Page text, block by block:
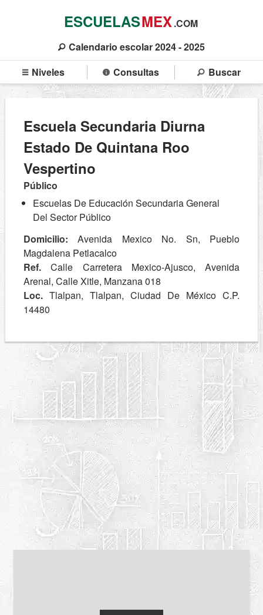
ESCUELASMEX.COM
Calendario escolar 2024 - 2025
Niveles
Consultas Buscar
Escuela Secundaria Diurna
Estado De Quintana Roo
Vespertino
Público
Escuelas De Educación Secundaria General
Del Sector Público
Domicilio: Avenida Mexico No. Sn, Pueblo
Magdalena Petlacalco
Ref. Calle Carretera Mexico-Ajusco, Avenida
Arenal, Calle Xitle, Manzana 018
Loc. Tlalpan, Tlalpan, Ciudad De México C.P.
14480